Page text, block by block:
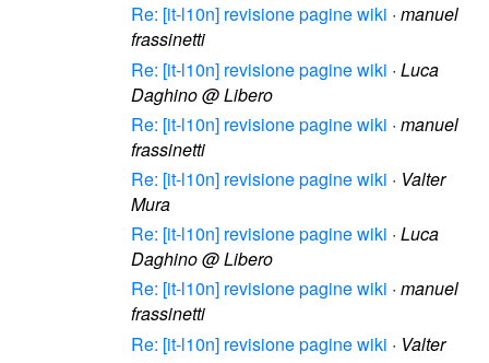
Re: [it-l10n] revisione pagine wiki · manuel
frassinetti
Re: [it-l10n] revisione pagine wiki · Luca
Daghino @ Libero
Re: [it-l10n] revisione pagine wiki · manuel
frassinetti
Re: [it-l10n] revisione pagine wiki · Valter
Mura
Re: [it-l10n] revisione pagine wiki · Luca
Daghino @ Libero
Re: [it-l10n] revisione pagine wiki · manuel
frassinetti
Re: [it-l10n] revisione pagine wiki · Valter